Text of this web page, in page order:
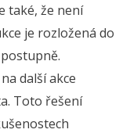
také, že není
je rozložená do
další akce
Toto řešení